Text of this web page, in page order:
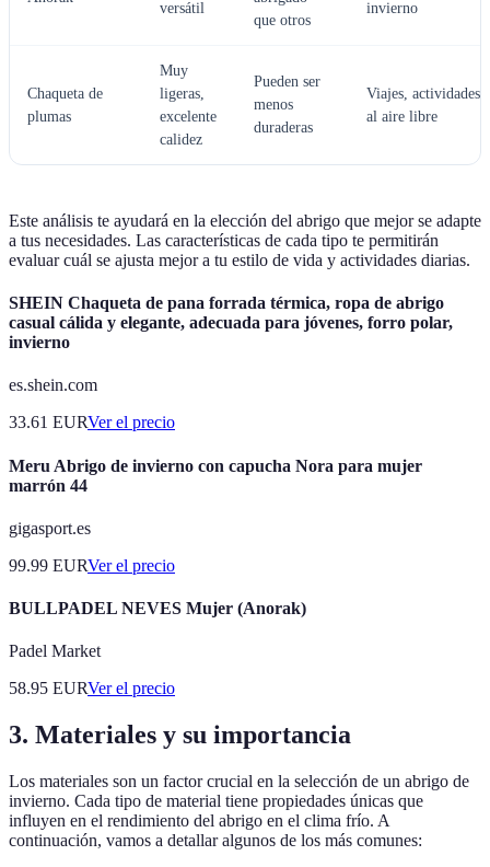
versátil
que otros
invierno
Chaqueta de
plumas
Muy
ligeras,
excelente
calidez
Pueden ser
menos
duraderas
Viajes, actividades
al aire libre
Este análisis te ayudará en la elección del abrigo que mejor se adapte
a tus necesidades. Las características de cada tipo te permitirán
evaluar cuál se ajusta mejor a tu estilo de vida y actividades diarias.
SHEIN Chaqueta de pana forrada térmica, ropa de abrigo
casual cálida y elegante, adecuada para jóvenes, forro polar,
invierno
es.shein.com
33.61 EURVer el precio
Meru Abrigo de invierno con capucha Nora para mujer
marrón 44
gigasport.es
99.99 EURVer el precio
BULLPADEL NEVES Mujer (Anorak)
Padel Market
58.95 EURVer el precio
3. Materiales y su importancia
Los materiales son un factor crucial en la selección de un abrigo de
invierno. Cada tipo de material tiene propiedades únicas que
influyen en el rendimiento del abrigo en el clima frío. A
continuación, vamos a detallar algunos de los más comunes: